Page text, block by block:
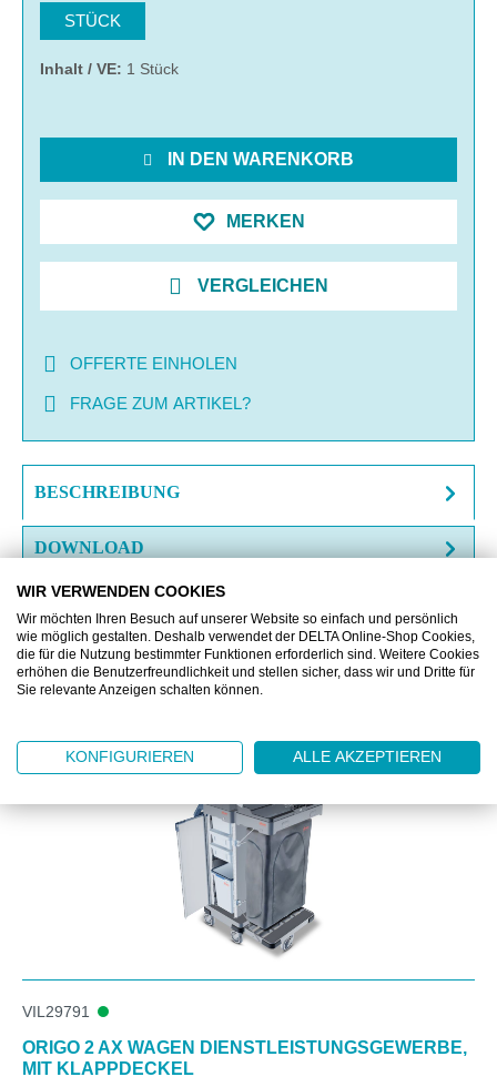
STÜCK
Inhalt / VE: 1 Stück
IN DEN WARENKORB
MERKEN
VERGLEICHEN
OFFERTE EINHOLEN
FRAGE ZUM ARTIKEL?
BESCHREIBUNG
DOWNLOAD
Produktgalerie überspringen
Zubehör
VIL29791
ORIGO 2 AX WAGEN DIENSTLEISTUNGSGEWERBE,
MIT KLAPPDECKEL
WIR VERWENDEN COOKIES
Wir möchten Ihren Besuch auf unserer Website so einfach und persönlich
wie möglich gestalten. Deshalb verwendet der DELTA Online-Shop Cookies,
die für die Nutzung bestimmter Funktionen erforderlich sind. Weitere Cookies
erhöhen die Benutzerfreundlichkeit und stellen sicher, dass wir und Dritte für
Sie relevante Anzeigen schalten können.
KONFIGURIEREN ALLE AKZEPTIEREN